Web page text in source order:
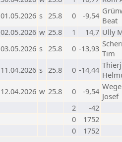
01.05.2026 s 25.8 0 -9,54 Beat
02.05.2026 w 25.8 1 14,7 Ully
03.05.2026 s 25.8 0 -13,93 Tim
11.04.2026 s 25.8 0 -14,44
12.04.2026 w 25.8 0 -9,54 Josef
2
-42
0
1752
0
1752